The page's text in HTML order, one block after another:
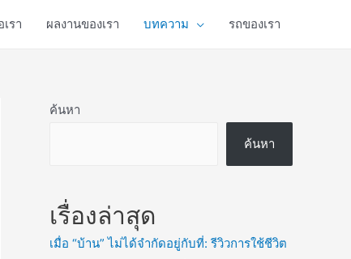
รา ผลงานของเรา บทความ รถของเรา
ค้นหา
ค้นหา
เรื่องล่าสุด
เมื่อ “บ้าน” ไม่ได้จำกัดอยู่กับที่: รีวิวการใช้ชีวิต